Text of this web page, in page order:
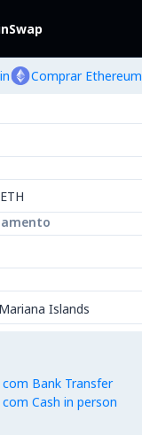
Comprar Ethereum
ETH
Islands
Bank Transfer
Cash in person